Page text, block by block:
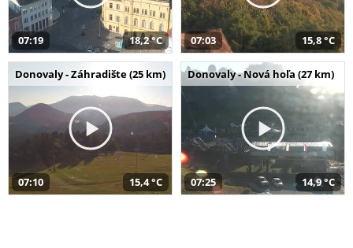
07:19 18,2 °C 07:03 15,8 °C
Donovaly - Záhradište (25 km)
07:10 15,4 °C
Donovaly - Nová hoľa (27 km)
07:25 14,9 °C